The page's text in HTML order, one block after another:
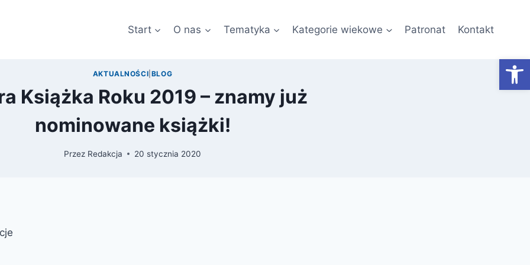
Start O nas Tematyka Kategorie wiekowe Patronat Kontakt
AKTUALNOŚCI BLOG
Książka Roku 2019 – znamy już
nominowane książki!
Przez Redakcja 20 stycznia 2020